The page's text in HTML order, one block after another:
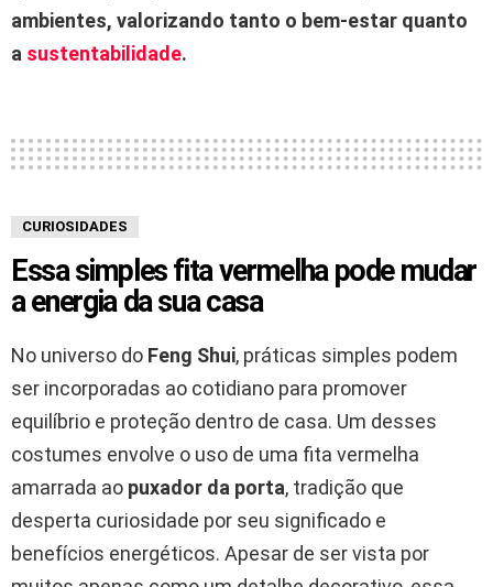
ambientes, valorizando tanto o bem-estar quanto
a sustentabilidade.
CURIOSIDADES
Essa simples fita vermelha pode mudar
a energia da sua casa
No universo do Feng Shui, práticas simples podem
ser incorporadas ao cotidiano para promover
equilíbrio e proteção dentro de casa. Um desses
costumes envolve o uso de uma fita vermelha
amarrada ao puxador da porta, tradição que
desperta curiosidade por seu significado e
benefícios energéticos. Apesar de ser vista por